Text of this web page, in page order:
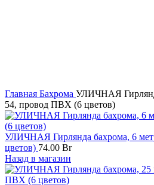
Главная Бахрома УЛИЧНАЯ
54, провод ПВХ (6 цветов)
УЛИЧНАЯ Гирлянда бахрома, 6
цветов) 74.00 Br
Назад в магазин